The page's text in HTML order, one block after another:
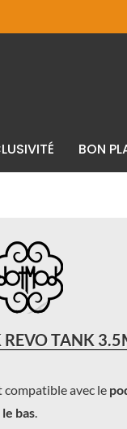
BON
REVO TANK
avec le
bas.